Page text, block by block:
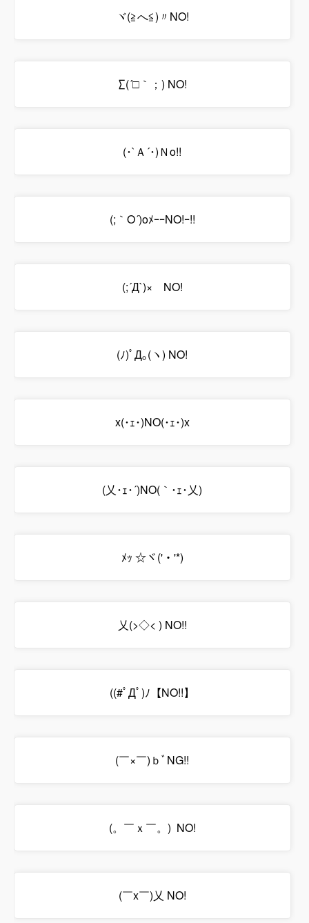
ヾ(≧へ≦)〃NO!
∑(´□｀；) NO!
(･`Ａ´･)Ｎo!!
(;｀O´)oﾒｰｰNO!ｰ!!
(;´Д`)× NO!
(ﾉ)ﾟД｡(ヽ) NO!
x(･ｪ･)NO(･ｪ･)x
(乂･ｪ･´)NO(｀･ｪ･乂)
ﾒｯ ☆ヾ('・'*)
乂(>◇< ) NO!!
((#ﾟДﾟ)ﾉ【NO!!】
(￣×￣)ｂﾞNG!!
(。￣ｘ￣。) NO!
(￣x￣)乂 NO!